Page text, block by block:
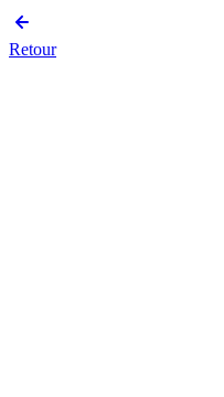
Retour